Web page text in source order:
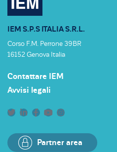
IEM S.P.S ITALIA S.R.L.
Corso F.M. Perrone 39BR
16152 Genova Italia
Contattare IEM
Avvisi legali
Partner area